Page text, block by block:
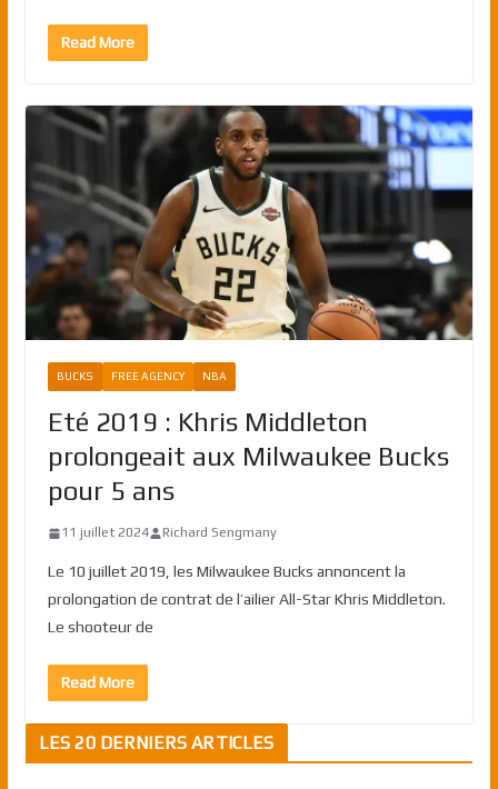
Read More
BUCKS FREE AGENCY NBA
Eté 2019 : Khris Middleton
prolongeait aux Milwaukee Bucks
pour 5 ans
11 juillet 2024 Richard Sengmany
Le 10 juillet 2019, les Milwaukee Bucks annoncent la
prolongation de contrat de l’ailier All-Star Khris Middleton.
Le shooteur de
Read More
LES 20 DERNIERS ARTICLES